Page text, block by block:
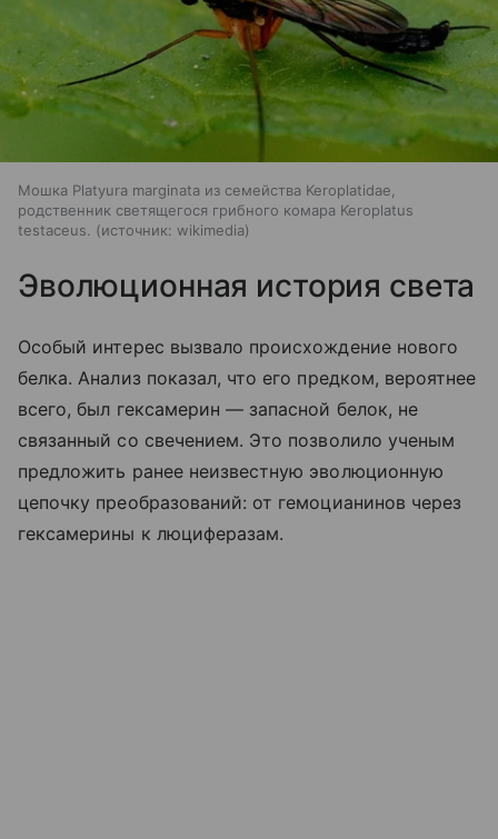
Мошка Platyura marginata из семейства Keroplatidae,
родственник светящегося грибного комара Keroplatus
testaceus.
источник: wikimedia
Эволюционная история света
Особый интерес вызвало происхождение нового
белка. Анализ показал, что его предком, вероятнее
всего, был гексамерин — запасной белок, не
связанный со свечением. Это позволило ученым
предложить ранее неизвестную эволюционную
цепочку преобразований: от гемоцианинов через
гексамерины к люциферазам.